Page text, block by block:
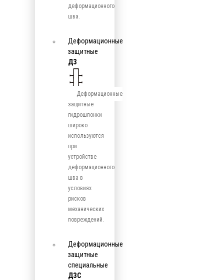
деформационного
шва.
Деформационные
защитные
ДЗ
Деформационные
защитные
гидрошпонки
широко
используются
при
устройстве
деформационного
шва в
условиях
рисков
механических
повреждений.
Деформационные
защитные
специальные
ДЗС